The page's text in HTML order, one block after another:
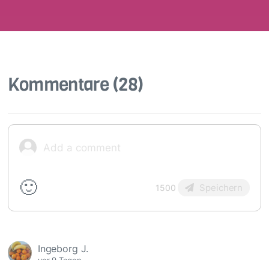
Kommentare (28)
🙂 1500 Speichern
Ingeborg J.